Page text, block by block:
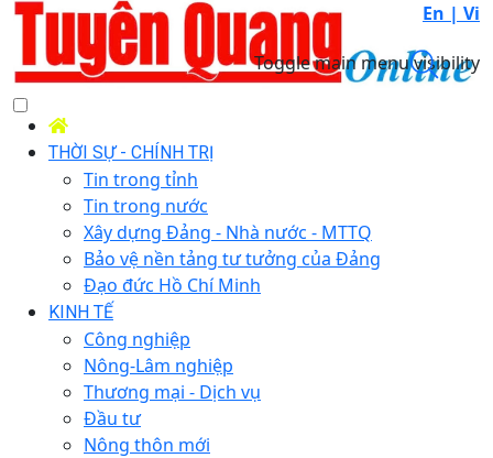
En | Vi
Toggle main menu visibility
THỜI SỰ - CHÍNH TRỊ
Tin trong tỉnh
Tin trong nước
Xây dựng Đảng - Nhà nước - MTTQ
Bảo vệ nền tảng tư tưởng của Đảng
Đạo đức Hồ Chí Minh
KINH TẾ
Công nghiệp
Nông-Lâm nghiệp
Thương mại - Dịch vụ
Đầu tư
Nông thôn mới